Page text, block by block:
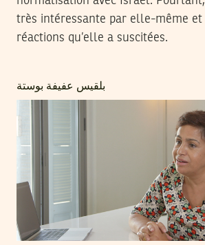
très intéressante par elle-même et
réactions qu’elle a suscitées.
بلقيس عفيفة بوستة